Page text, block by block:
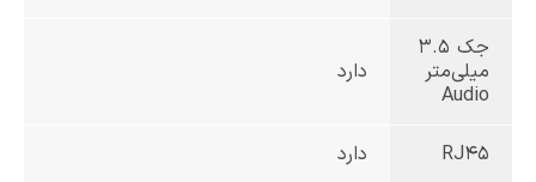
جک 3.5
میلی‌متر
Audio
دارد
RJ45 دارد